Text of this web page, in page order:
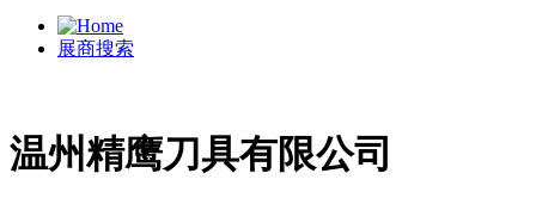
展商搜索
温州精鹰刀具有限公司